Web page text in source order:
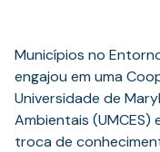
Municípios no
engajou em uma
Universidade de
Ambientais (UMCES)
troca de